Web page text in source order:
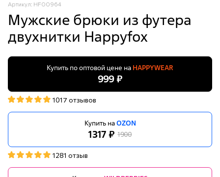
Артикул: HF00964
Мужские брюки из футера
двухнитки Happyfox
Купить по оптовой цене на HAPPYWEAR
999 ₽
1017 отзывов
Купить наOZON
1317 ₽ 1900
1281 отзыв